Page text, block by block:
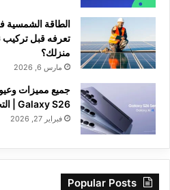
الطاقة الشمسية
تعرفه قبل
منزلك؟
مارس 6, 2026
Galaxy S26 | التحليل الشامل 2026
فبراير 27, 2026
Popular Posts